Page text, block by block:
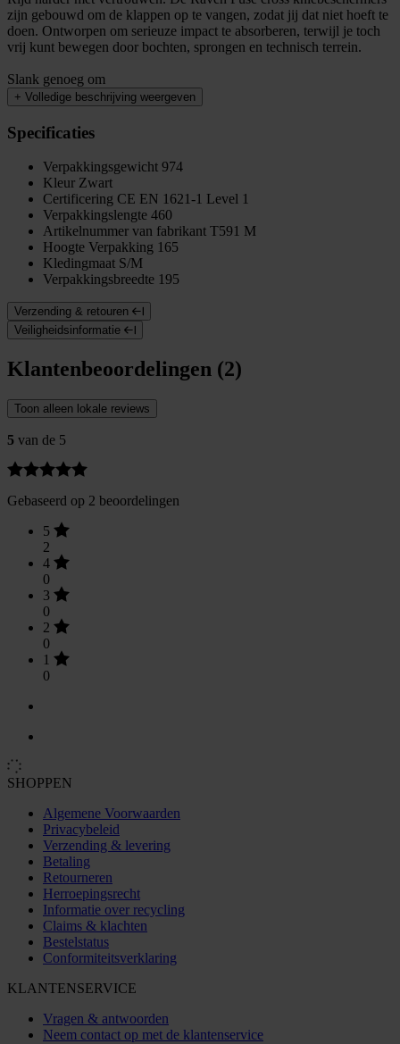
zijn gebouwd om de klappen op te vangen, zodat jij dat niet hoeft te
doen. Ontworpen om serieuze impact te absorberen, terwijl je toch
vrij kunt bewegen door bochten, sprongen en technisch terrein.
Slank genoeg om
+ Volledige beschrijving weergeven
Specificaties
Verpakkingsgewicht 974
Kleur Zwart
Certificering CE EN 1621-1 Level 1
Verpakkingslengte 460
Artikelnummer van fabrikant T591 M
Hoogte Verpakking 165
Kledingmaat S/M
Verpakkingsbreedte 195
Verzending & retouren
Veiligheidsinformatie
Klantenbeoordelingen (2)
Toon alleen lokale reviews
5 van de 5
Gebaseerd op 2 beoordelingen
5
2
4
0
3
0
2
0
1
0
SHOPPEN
Algemene Voorwaarden
Privacybeleid
Verzending & levering
Betaling
Retourneren
Herroepingsrecht
Informatie over recycling
Claims & klachten
Bestelstatus
Conformiteitsverklaring
KLANTENSERVICE
Vragen & antwoorden
Neem contact op met de klantenservice